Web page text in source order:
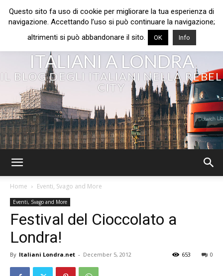
ITALIANI A LONDRA
IL BLOG DEGLI ITALIANI NELLA REBEL
CITY
Home Eventi, Svago and More
Eventi, Svago and More
Festival del Cioccolato a
Londra!
By Italiani Londra.net - December 5, 2012 0
653
Questo sito fa uso di cookie per migliorare la tua esperienza di
navigazione. Accettando l’uso si può continuare la navigazione;
altrimenti si può abbandonare il sito.
OK Info